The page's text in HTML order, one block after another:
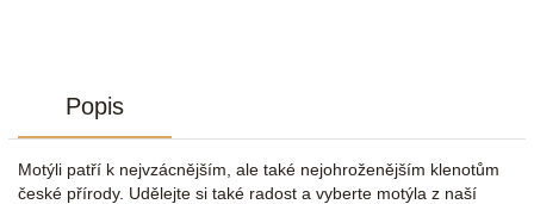
Popis
Motýli patří k nejvzácnějším, ale také nejohroženějším klenotům
české přírody. Udělejte si také radost a vyberte motýla z naší